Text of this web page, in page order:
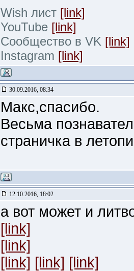
Wish лист [link]
YouTube [link]
Сообщество в VK [link]
Instagram [link]
30.09.2016, 08:34
Макс,спасибо.
Весьма
страничка в
12.10.2016, 18:02
а вот может и
[link]
[link]
[link] [link] [link]